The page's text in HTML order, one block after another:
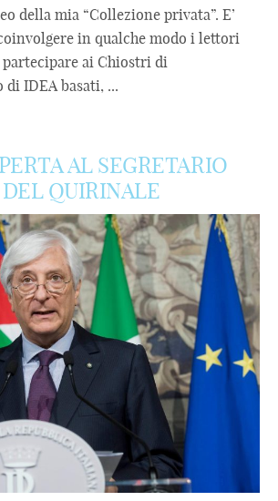
della mia “Collezione privata”. E’
in qualche modo i lettori
partecipare ai Chiostri di
IDEA basati, ...
AL SEGRETARIO
QUIRINALE